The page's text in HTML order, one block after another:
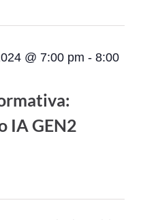
@ 7:00 pm - 8:00
IA GEN2